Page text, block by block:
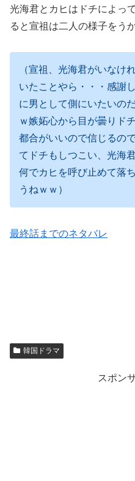
光海君とカヒはドチによっ
ると宣祖は二人の様子をう
（宣祖、光海君がいなけ
いたことやら・・・感謝
に男として側にいたいの
ｗ嫉妬心から目が曇りド
都合がいいので信じるの
てドチもしつこい、光海
何でカヒを呼び止めて落
うねｗｗ）
最終話までのネタバレ
韓国ドラマ
スポン